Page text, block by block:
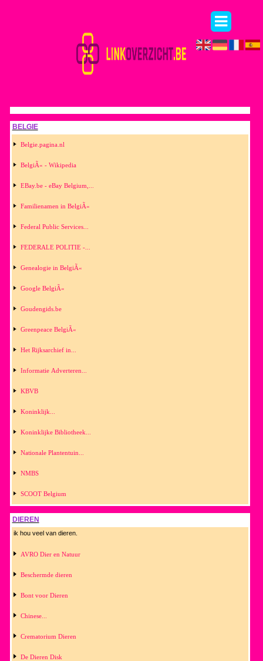
BELGIE
Belgie.pagina.nl
BelgiÃ« - Wikipedia
EBay.be - eBay Belgium,...
Familienamen in BelgiÃ«
Federal Public Services...
FEDERALE POLITIE -...
Genealogie in BelgiÃ«
Google BelgiÃ«
Goudengids.be
Greenpeace BelgiÃ«
Het Rijksarchief in...
Informatie Adverteren...
KBVB
Koninklijk...
Koninklijke Bibliotheek...
Nationale Plantentuin...
NMBS
SCOOT Belgium
DIEREN
ik hou veel van dieren.
AVRO Dier en Natuur
Beschermde dieren
Bont voor Dieren
Chinese...
Crematorium Dieren
De Dieren Disk